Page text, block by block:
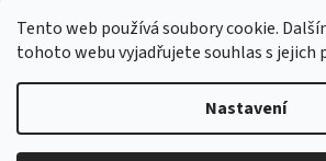
Tento web používá soubory cookie.
tohoto webu vyjadřujete souhlas s jejich
Nastavení
Vytvořil Shoptet